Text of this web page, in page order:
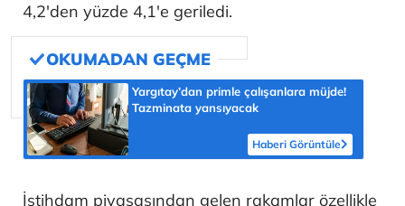
4,2'den yüzde 4,1'e geriledi.
Yargıtay’dan primle çalışanlara müjde!
Tazminata yansıyacak
Haberi Görüntüle
İstihdam piyasasından gelen rakamlar özellikle